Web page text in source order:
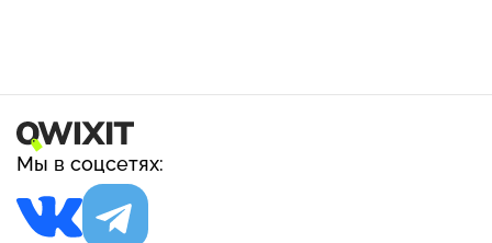
Мы в соцсетях: